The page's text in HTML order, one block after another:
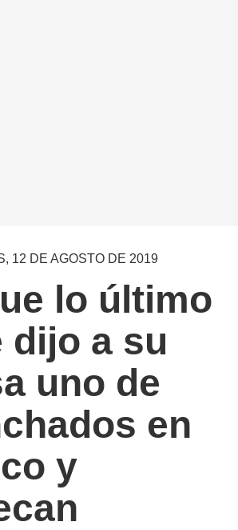
12 DE AGOSTO DE 2019
lo último
dijo a su
uno de
en
y